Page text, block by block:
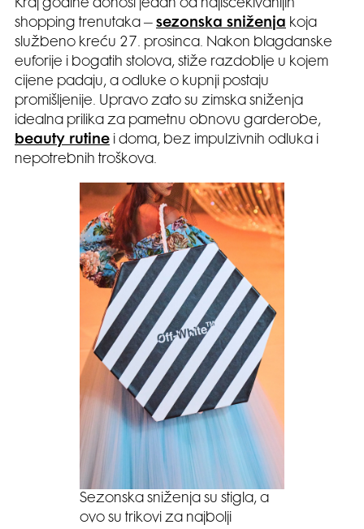
Kraj godine donosi jedan od najiščekivanijih
shopping trenutaka – sezonska sniženja koja
službeno kreću 27. prosinca. Nakon blagdanske
euforije i bogatih stolova, stiže razdoblje u kojem
cijene padaju, a odluke o kupnji postaju
promišljenije. Upravo zato su zimska sniženja
idealna prilika za pametnu obnovu garderobe,
beauty rutine i doma, bez impulzivnih odluka i
nepotrebnih troškova.
Sezonska sniženja su stigla, a
ovo su trikovi za najbolji